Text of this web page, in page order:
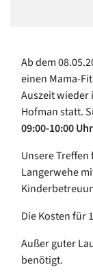
Ab dem
einen Mama-
Auszeit wieder
Hofman statt.
09:00-10:00 Uhr
Unsere
Langerwehe
Die Kosten für
Außer guter
benötigt.